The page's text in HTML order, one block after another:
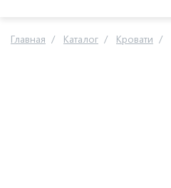
Главная Каталог Кровати